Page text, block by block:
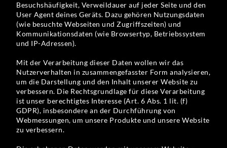
Besuchshäufigkeit, Verweildauer auf jeder Seite und den
User Agent deines Geräts. Dazu gehören Nutzungsdaten
(wie besuchte Webseiten und Zugriffszeiten) und
Kommunikationsdaten (wie Browsertyp, Betriebssystem
und IP-Adressen).
Mit der Verarbeitung dieser Daten wollen wir das
Nutzerverhalten in zusammengefasster Form analysieren,
um die Darstellung und den Inhalt unserer Website zu
verbessern. Die Rechtsgrundlage für diese Verarbeitung
ist unser berechtigtes Interesse (Art. 6 Abs. 1 lit. (f)
GDPR), insbesondere an der Durchführung von
Webmessungen, um unsere Produkte und unsere Website
zu verbessern.